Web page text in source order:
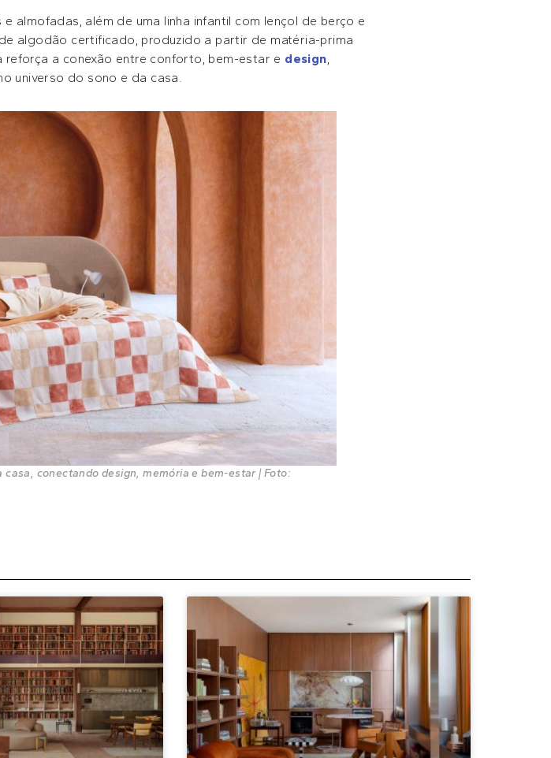
almofadas, além de uma linha infantil com lençol de berço e
algodão certificado, produzido a partir de matéria-prima
reforça a conexão entre conforto, bem-estar e design
universo do sono e da casa.
conectando design, memória e bem-estar | Foto: